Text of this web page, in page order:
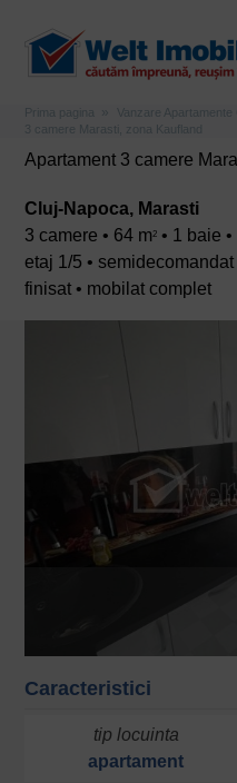
Prima pagina Vanzare Apartamente
3 camere Marasti, zona Kaufland
Apartament 3 camere
Cluj-Napoca, Marasti
3 camere • 64 m2 • 1 baie •
etaj 1/5 • semidecomandat
finisat • mobilat complet
Caracteristici
tip locuinta
apartament